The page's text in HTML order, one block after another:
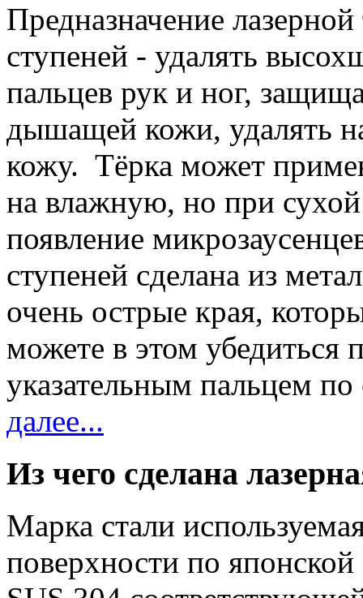
Предназначение
ступеней - удалять
пальцев рук и ног,
дышащей кожи, удалять
кожу. Тёрка может
на влажную, но при
появление
ступеней сделана из
очень острые края,
можете в этом убедиться
указательным пальцем
далее...
Из чего сделана
Марка стали
поверхности по